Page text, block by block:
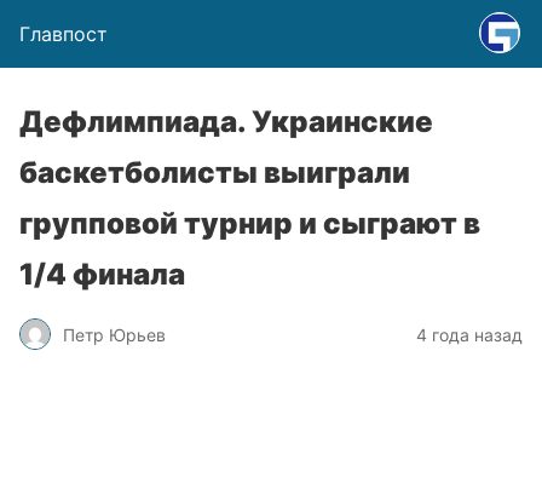
Главпост
Дефлимпиада. Украинские
баскетболисты выиграли
групповой турнир и сыграют в
1/4 финала
Петр Юрьев 4 года назад